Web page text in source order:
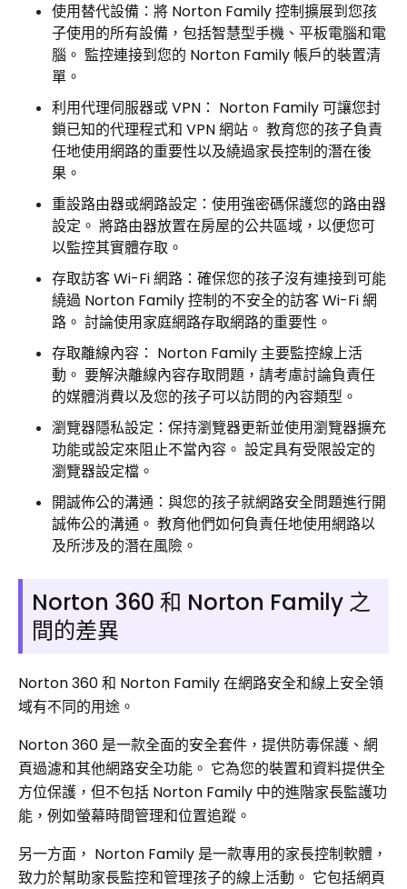
使用替代設備：將 Norton Family 控制擴展到您孩
子使用的所有設備，包括智慧型手機、平板電腦和電
腦。 監控連接到您的 Norton Family 帳戶的裝置清
單。
利用代理伺服器或 VPN： Norton Family 可讓您封
鎖已知的代理程式和 VPN 網站。 教育您的孩子負責
任地使用網路的重要性以及繞過家長控制的潛在後
果。
重設路由器或網路設定：使用強密碼保護您的路由器
設定。 將路由器放置在房屋的公共區域，以便您可
以監控其實體存取。
存取訪客 Wi-Fi 網路：確保您的孩子沒有連接到可能
繞過 Norton Family 控制的不安全的訪客 Wi-Fi 網
路。 討論使用家庭網路存取網路的重要性。
存取離線內容： Norton Family 主要監控線上活
動。 要解決離線內容存取問題，請考慮討論負責任
的媒體消費以及您的孩子可以訪問的內容類型。
瀏覽器隱私設定：保持瀏覽器更新並使用瀏覽器擴充
功能或設定來阻止不當內容。 設定具有受限設定的
瀏覽器設定檔。
開誠佈公的溝通：與您的孩子就網路安全問題進行開
誠佈公的溝通。 教育他們如何負責任地使用網路以
及所涉及的潛在風險。
Norton 360 和 Norton Family 之
間的差異
Norton 360 和 Norton Family 在網路安全和線上安全領
域有不同的用途。
Norton 360 是一款全面的安全套件，提供防毒保護、網
頁過濾和其他網路安全功能。 它為您的裝置和資料提供全
方位保護，但不包括 Norton Family 中的進階家長監護功
能，例如螢幕時間管理和位置追蹤。
另一方面， Norton Family 是一款專用的家長控制軟體，
致力於幫助家長監控和管理孩子的線上活動。 它包括網頁